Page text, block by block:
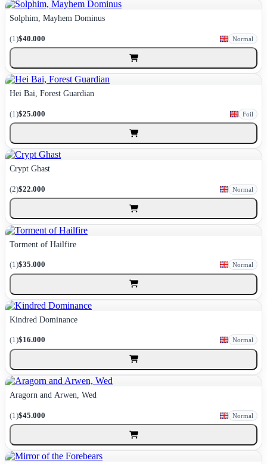
Solphim, Mayhem Dominus
(1)$40.000 Normal
Hei Bai, Forest Guardian
(1)$25.000 Foil
Crypt Ghast
(2)$22.000 Normal
Torment of Hailfire
(1)$35.000 Normal
Kindred Dominance
(1)$16.000 Normal
Aragorn and Arwen, Wed
(1)$45.000 Normal